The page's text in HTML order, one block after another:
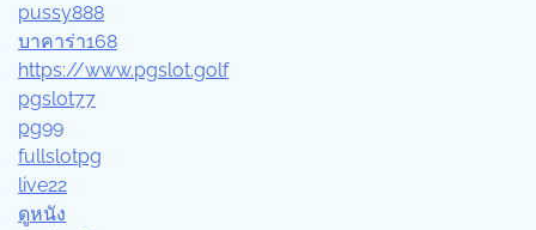
pussy888
บาคาร่า168
https://www.pgslot.golf
pgslot77
pg99
fullslotpg
live22
ดูหนัง